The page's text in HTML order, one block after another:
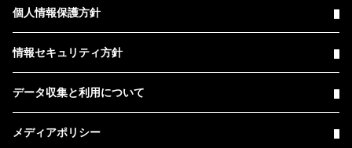
個人情報保護方針
情報セキュリティ方針
データ収集と利用について
メディアポリシー